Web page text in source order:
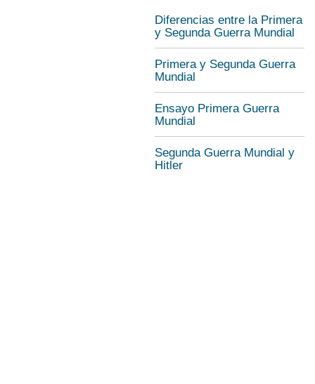
Diferencias entre la Primera
y Segunda Guerra Mundial
Primera y Segunda Guerra
Mundial
Ensayo Primera Guerra
Mundial
Segunda Guerra Mundial y
Hitler